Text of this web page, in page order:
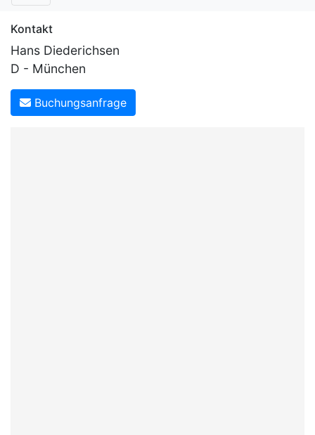
Kontakt
Hans Diederichsen
D - München
Buchungsanfrage